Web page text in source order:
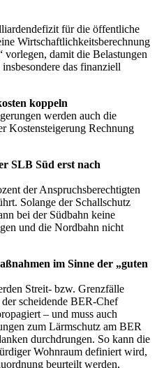
für die öffentliche
Wirtschaftlichkeitsberechnung
vorlegen, damit die Belastungen
das finanziell
koppeln
werden auch die
Kostensteigerung Rechnung
SLB Süd erst nach
der Anspruchsberechtigten
Solange der Schallschutz
bei der Südbahn keine
und die Nordbahn nicht
im Sinne der „guten
Streit- bzw. Grenzfälle
scheidende BER-Chef
– und muss auch
zum Lärmschutz am BER
durchdrungen. So kann die
Wohnraum definiert wird,
beurteilt werden,